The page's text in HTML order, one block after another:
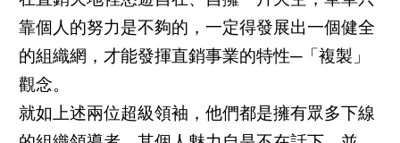
靠個人的努力是不夠的，一定得發展出一個健全
的組織網，才能發揮直銷事業的特性─「複製」
觀念。
就如上述兩位超級領袖，他們都是擁有眾多下線